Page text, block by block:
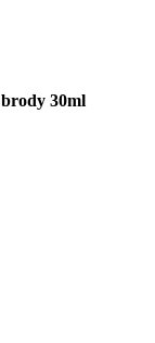
30ml